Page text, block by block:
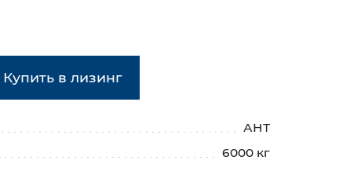
Купить в лизинг
АНТ
6000 кг